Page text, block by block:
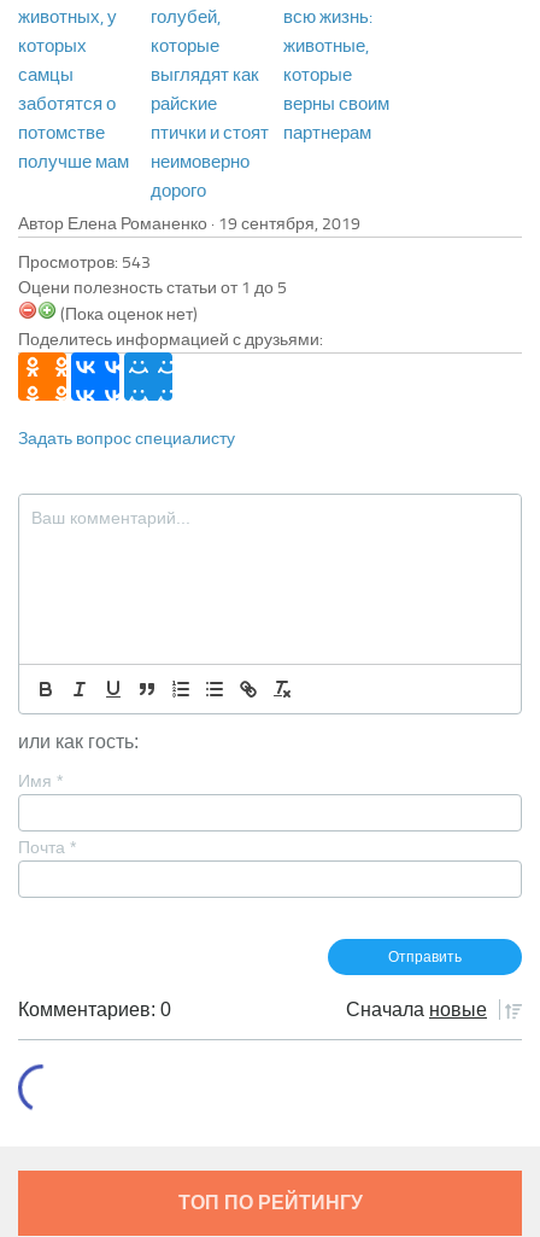
животных, у
которых
самцы
заботятся о
потомстве
получше мам
голубей,
которые
выглядят как
райские
птички и стоят
неимоверно
дорого
всю жизнь:
животные,
которые
верны своим
партнерам
Автор Елена Романенко ·
Просмотров: 543
Оцени полезность статьи от 1 до 5
(Пока оценок нет)
Поделитесь информацией с друзьями:
Задать вопрос специалисту
или как гость:
Имя *
Почта *
Комментариев: 0 Сначала новые
ТОП ПО РЕЙТИНГУ